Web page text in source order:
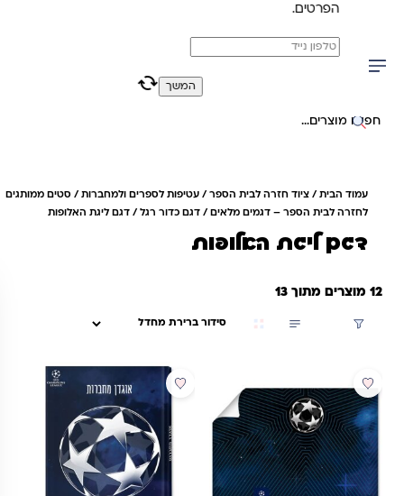
משלוח מהיר חינם בקניה מעל 299 ₪ (למעט ריהוט)
חיפוש באתר
עמוד הבית/ציוד חזרה לבית הספר/עטיפות לספרים ולמחברות/סטים ממותגים
לחזרה לבית הספר – דגמים מלאים/דגם כדור רגל/ דגם ליגת האלופות
דגם ליגת האלופות
סינון
הפרטים.
המשך